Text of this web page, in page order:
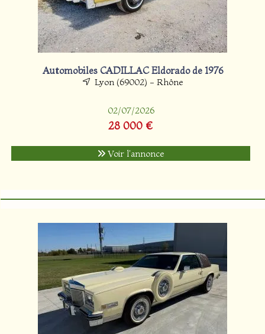
Automobiles CADILLAC Eldorado de 1976
Lyon (69002) - Rhône
02/07/2026
28 000 €
Voir l'annonce